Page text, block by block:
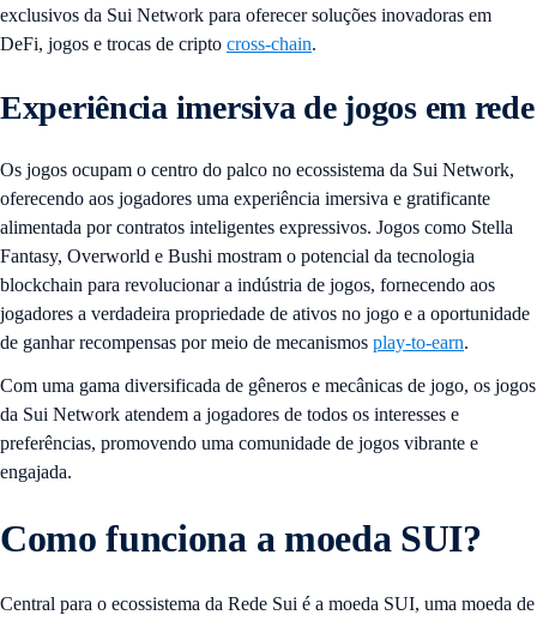
exclusivos da Sui Network para oferecer soluções inovadoras em
DeFi, jogos e trocas de cripto cross-chain.
Experiência imersiva de jogos em rede
Os jogos ocupam o centro do palco no ecossistema da Sui Network,
oferecendo aos jogadores uma experiência imersiva e gratificante
alimentada por contratos inteligentes expressivos. Jogos como Stella
Fantasy, Overworld e Bushi mostram o potencial da tecnologia
blockchain para revolucionar a indústria de jogos, fornecendo aos
jogadores a verdadeira propriedade de ativos no jogo e a oportunidade
de ganhar recompensas por meio de mecanismos play-to-earn.
Com uma gama diversificada de gêneros e mecânicas de jogo, os jogos
da Sui Network atendem a jogadores de todos os interesses e
preferências, promovendo uma comunidade de jogos vibrante e
engajada.
Como funciona a moeda SUI?
Central para o ecossistema da Rede Sui é a moeda SUI, uma moeda de